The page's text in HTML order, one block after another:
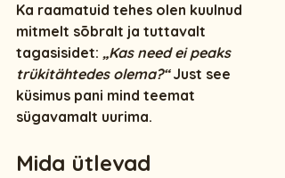
Ka raamatuid tehes olen kuulnud
mitmelt sõbralt ja tuttavalt
tagasisidet: „Kas need ei peaks
trükitähtedes olema?“ Just see
küsimus pani mind teemat
sügavamalt uurima.
Mida ütlevad